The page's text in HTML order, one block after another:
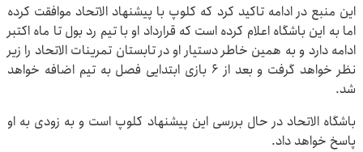
این منبع در ادامه تاکید کرد که کلوپ با پیشنهاد الاتحاد موافقت کرده
اما به این باشگاه اعلام کرده است که قرارداد او با تیم رد بول تا ماه اکتبر
ادامه دارد و به همین خاطر دستیار او در تابستان تمرینات الاتحاد را زیر
نظر خواهد گرفت و بعد از ۶ بازی ابتدایی فصل به تیم اضافه خواهد
شد.
باشگاه الاتحاد در حال بررسی این پیشنهاد کلوپ است و به زودی به او
پاسخ خواهد داد.